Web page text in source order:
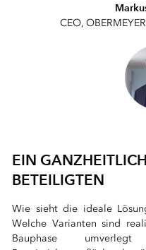
CEO,
EIN
BETEILIGTEN
Wie sieht die ideale
Welche Varianten sind
Bauphase